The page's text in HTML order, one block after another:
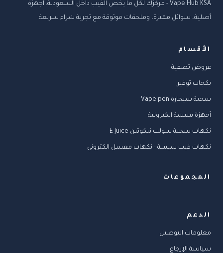
Vape Hub KSA - مركزك لكل ما يخص الفيب داخل السعودية. أجهزة
أصلية، سوائل مميزة، وملحقات موثوقة مع تجربة شراء سريعة.
الأقسام
عروض تصفية
بكجات توفير
سحبة سيجارة Vape pen
أجهزة شيشة الكترونية
نكهات سحبة سولت نيكوتين E Juice
نكهات فيب شيشة - نكهات معسل الكتروني
المجموعات
الدعم
معلومات التوصيل
سياسة الإرجاع